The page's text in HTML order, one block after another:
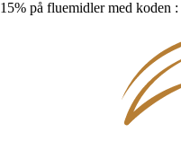
15% på fluemidler med koden :